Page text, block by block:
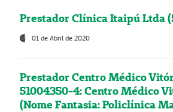
Prestador Clínica Itaipú Ltda
01 de Abril de 2020
Prestador Centro Médico
51004350-4: Centro Médico
(Nome Fantasia: Policlínica